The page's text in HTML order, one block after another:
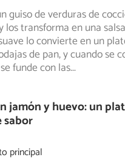
guiso de verduras de
los transforma en una
lo convierte en un
de pan, y cuando se
funde con las...
jamón y huevo: un
sabor
principal